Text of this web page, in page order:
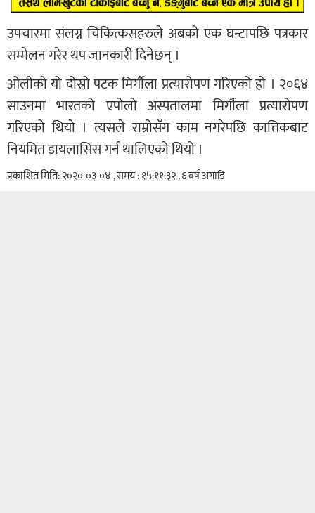
उपचारमा संलग्न चिकित्कसहरुले अबको एक घन्टापछि पत्रकार
सम्मेलन गरेर थप जानकारी दिनेछन् ।
ओलीको यो दोस्रो पटक मिर्गौला प्रत्यारोपण गरिएको हो । २०६४
साउनमा भारतको एपोलो अस्पतालमा मिर्गौला प्रत्यारोपण
गरिएको थियो । त्यसले राम्रोसँग काम नगरेपछि कात्तिकबाट
नियमित डायलासिस गर्न थालिएको थियो ।
प्रकाशित मिति: २०२०-०३-०४ , समय : १५:११:३२ , ६ वर्ष अगाडि